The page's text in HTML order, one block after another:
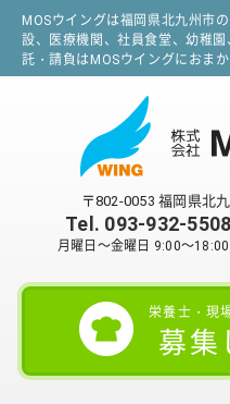
MOSウイングは福岡県北九州市
設、医療機関、社員食堂、幼稚
託・請負はMOSウイングにおまか
〒802-0053 福岡県北
Tel. 093-932-5508
月曜日～金曜日 9:00～
栄養士・現
募集